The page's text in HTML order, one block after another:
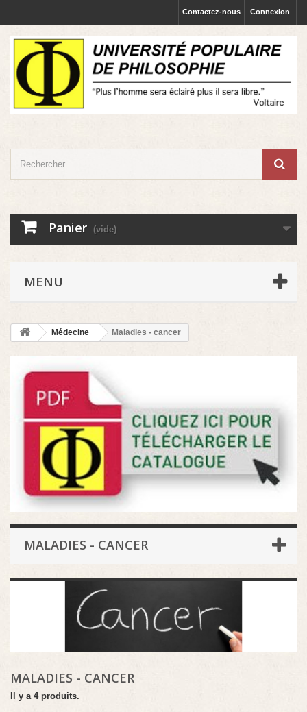
Connexion
Contactez-nous
Panier (vide)
MENU
Médecine Maladies - cancer
MALADIES - CANCER
MALADIES - CANCER
Il y a 4 produits.